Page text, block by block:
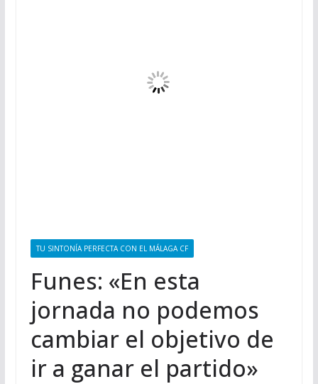
TU SINTONÍA PERFECTA CON EL MÁLAGA CF
Funes: «En esta
jornada no podemos
cambiar el objetivo de
ir a ganar el partido»